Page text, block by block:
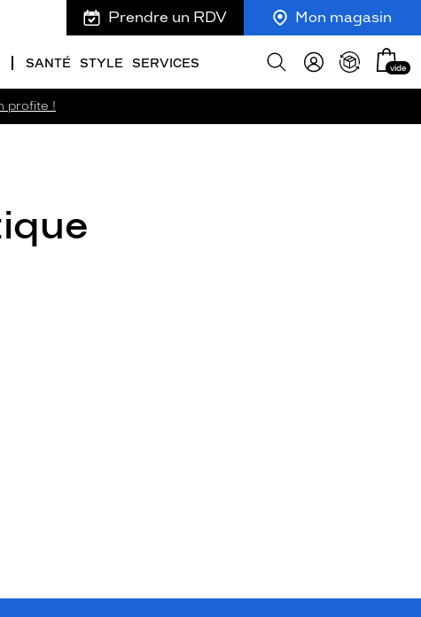
Prendre un RDV Mon magasin
SANTÉ STYLE SERVICES
Afficher
Mon
panier
vide
profite !